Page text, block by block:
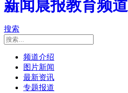
导航
新闻晨报教育频道
搜索
频道介绍
图片新闻
最新资讯
专题报道